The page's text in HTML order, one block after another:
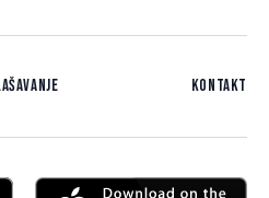
Kontakt